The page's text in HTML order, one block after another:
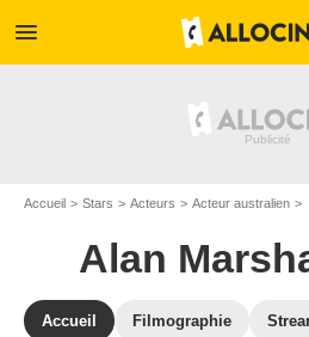
menu
Accueil Stars Acteurs Acteur australien
Alan
Accueil Filmographie